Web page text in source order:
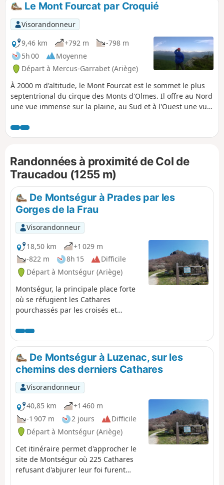
Le Mont Fourcat par Croquié
Visorandonneur
9,46 km
+792 m
-798 m
5h 00
Moyenne
Départ à Mercus-Garrabet (Ariège)
À 2000 m d'altitude, le Mont Fourcat est le sommet le plus
septentrional du cirque des Monts d'Olmes. Il offre au Nord
une vue immense sur la plaine, au Sud et à l'Ouest une vue
même distinguer par temps clair au loin le glacier de la
Maladetta. À l'Est, la vue plonge dans le cirque des Monts
monte d'abord dans une belle forêt et dès qu'on arrive à
découvert parmi les fougères et les bruyères qui laissent
ensuite la place aux rhododendrons, aux genêts et au
gispet, on jouit d'une très belle vue du fait qu'on chemine
constamment sur une crête formée par des croupes
herbeuses continues allant jusqu'au sommet. Le calibre de
cette sortie est déjà assez sportif (800 m de dénivelé) mais
l'itinéraire s'effectue entièrement sur sentiers et pistes très
confortables, d'où sa cotation "moyenne".
Randonnées à proximité de Col de
Traucadou (1255 m)
De Montségur à Prades par les
Gorges de la Frau
Visorandonneur
18,50 km
+1 029 m
-822 m
8h 15
Difficile
Départ à Montségur (Ariège)
Montségur, la principale place forte
où se réfugient les Cathares
pourchassés par les croisés et
225 Cathares refusant d'abjurer leur
foi sont brûlés, ici-même, au pied du
pic rocheux. À partir de là, les
réseaux de fuite mais aussi de
propagation de l'idéologie Cathare
s'organisent pour échapper à
l'Inquisition.
De Montségur à Luzenac, sur les
chemins des derniers Cathares
Visorandonneur
40,85 km
+1 460 m
-1 907 m
2 jours
Difficile
Départ à Montségur (Ariège)
Cet itinéraire permet d'approcher le
site de Montségur où 225 Cathares
refusant d'abjurer leur foi furent